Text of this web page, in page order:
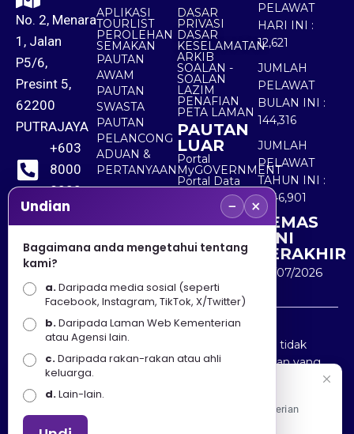
No. 2, Menara
1, Jalan
P5/6,
Presint 5,
62200
PUTRAJAYA
+603
8000
8000
+603
8891
7100
APLIKASI
TOURLIST
PEROLEHAN
SEMAKAN
PAUTAN
AWAM
PAUTAN
SWASTA
PAUTAN
PELANCONG
ADUAN &
PERTANYAAN
DASAR
PRIVASI
DASAR
KESELAMATAN
ARKIB
SOALAN -
SOALAN
LAZIM
PENAFIAN
PETA LAMAN
PAUTAN
LUAR
Portal
MyGOVERNMENT
Portal Data
Terbuka
Sektor Awam
PELAWAT
HARI INI :
12,621
JUMLAH
PELAWAT
BULAN INI :
144,316
JUMLAH
PELAWAT
TAHUN INI :
5,546,901
KEMAS
KINI
TERAKHIR
30/07/2026
Penafian : Kerajaan Malaysia dan Kementerian
Pelancongan Seni dan Budaya (MOTAC) adalah tidak
bertanggungjawab atas kehilangan atau kerugian yang
disebabkan oleh penggunaan mana-mana maklumat
yang diperolehi dari portal ini.
Undian − ×
Bagaimana anda mengetahui tentang
kami?
a.Daripada media sosial (seperti
Facebook, Instagram, TikTok, X/Twitter)
b.Daripada Laman Web Kementerian
atau Agensi lain.
c.Daripada rakan-rakan atau ahli
keluarga.
d.Lain-lain.
Apa Khabar! Selamat datang ke Portal Rasmi Kementerian
Pelancongan, Seni dan Budaya